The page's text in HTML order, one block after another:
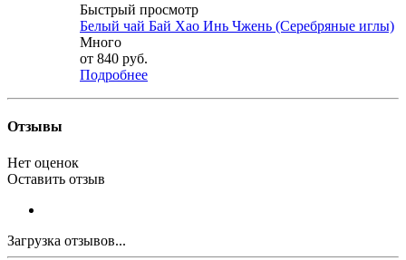
Быстрый просмотр
Белый чай Бай Хао Инь Чжень (Серебряные иглы)
Много
от 840 руб.
Подробнее
Отзывы
Нет оценок
Оставить отзыв
Загрузка отзывов...